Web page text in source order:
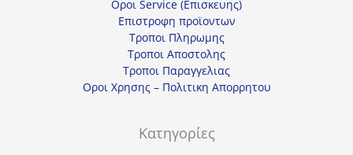
Οροι Service (Επισκευης)
Επιστροφη προϊοντων
Τροποι Πληρωμης
Τροποι Αποστολης
Τροποι Παραγγελιας
Οροι Χρησης – Πολιτικη Απορρητου
Κατηγορίες